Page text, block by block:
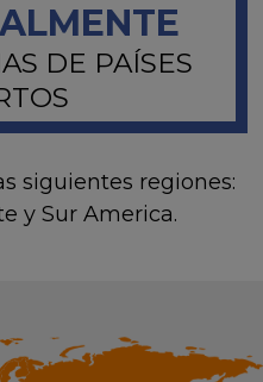
DE PAÍSES
siguientes regiones:
y Sur America.